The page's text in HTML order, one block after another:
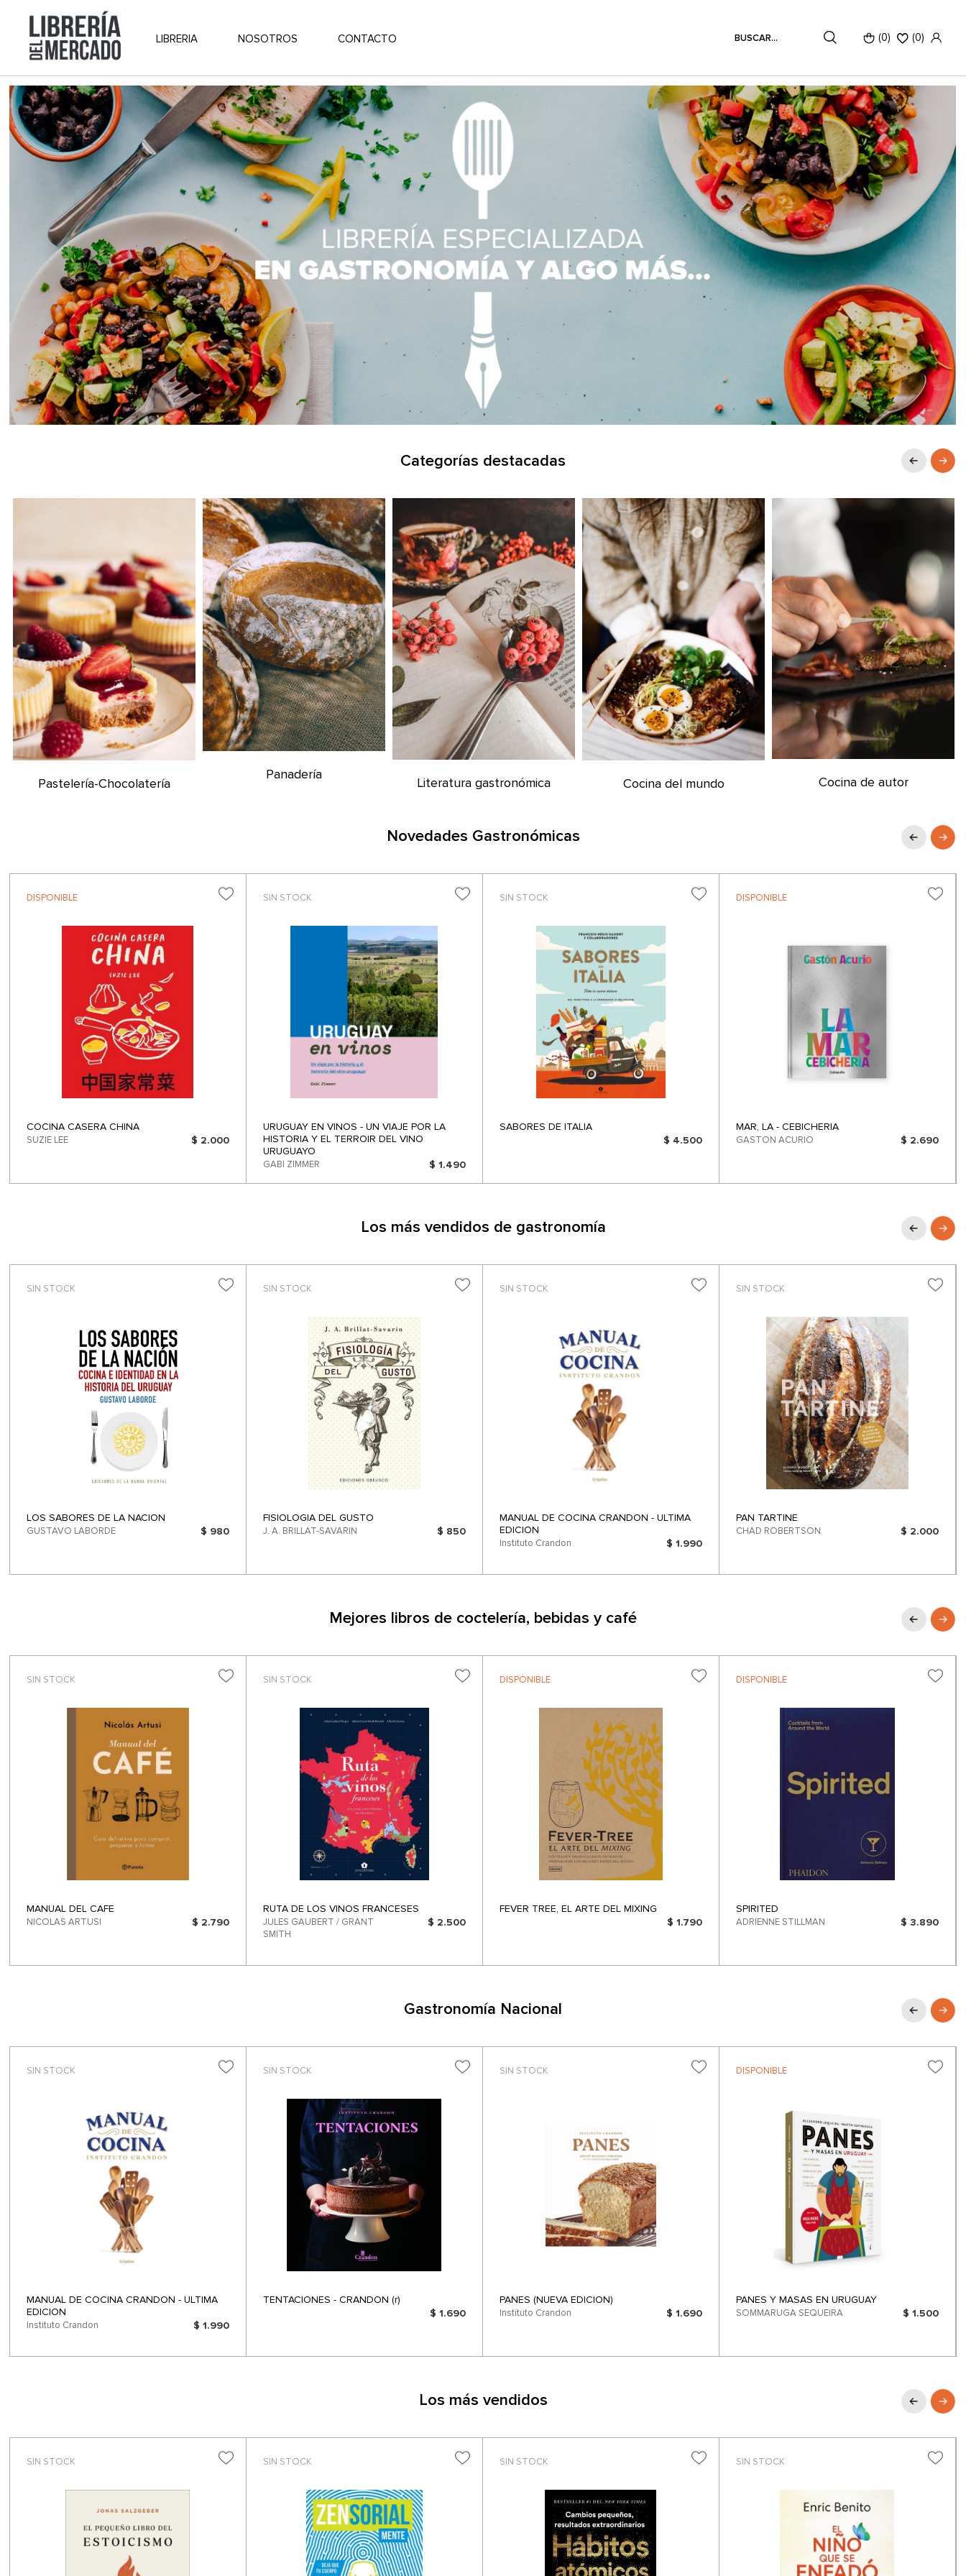
LIBRERIA NOSOTROS CONTACTO (0) (0)
Categorías destacadas
Pastelería-Chocolatería
Panadería
Literatura gastronómica Cocina del mundo Cocina de autor
Novedades Gastronómicas
DISPONIBLE
COCINA CASERA CHINA
SUZIE LEE $ 2.000
SIN STOCK
URUGUAY EN VINOS - UN VIAJE POR LA
HISTORIA Y EL TERROIR DEL VINO
URUGUAYO
GABI ZIMMER $ 1.490
SIN STOCK
SABORES DE ITALIA
$ 4.500
DISPONIBLE
MAR, LA - CEBICHERIA
GASTON ACURIO $ 2.690
Los más vendidos de gastronomía
SIN STOCK
LOS SABORES DE LA NACION
GUSTAVO LABORDE $ 980
SIN STOCK
FISIOLOGIA DEL GUSTO
J. A. BRILLAT-SAVARIN $ 850
SIN STOCK
MANUAL DE COCINA CRANDON - ULTIMA
EDICION
Instituto Crandon $ 1.990
SIN STOCK
PAN TARTINE
CHAD ROBERTSON $ 2.000
Mejores libros de coctelería, bebidas y café
SIN STOCK
MANUAL DEL CAFE
NICOLAS ARTUSI $ 2.790
SIN STOCK
RUTA DE LOS VINOS FRANCESES
JULES GAUBERT / GRANT
SMITH
$ 2.500
DISPONIBLE
FEVER TREE, EL ARTE DEL MIXING
$ 1.790
DISPONIBLE
SPIRITED
ADRIENNE STILLMAN $ 3.890
Gastronomía Nacional
SIN STOCK
MANUAL DE COCINA CRANDON - ULTIMA
EDICION
Instituto Crandon $ 1.990
SIN STOCK
TENTACIONES - CRANDON (r)
$ 1.690
SIN STOCK
PANES (NUEVA EDICION)
Instituto Crandon $ 1.690
DISPONIBLE
PANES Y MASAS EN URUGUAY
SOMMARUGA SEQUEIRA $ 1.500
Los más vendidos
SIN STOCK SIN STOCK SIN STOCK SIN STOCK